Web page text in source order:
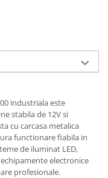
industriala este
stabila de 12V si
cu carcasa metalica
functionare fiabila in
de iluminat LED,
electronice
profesionale.